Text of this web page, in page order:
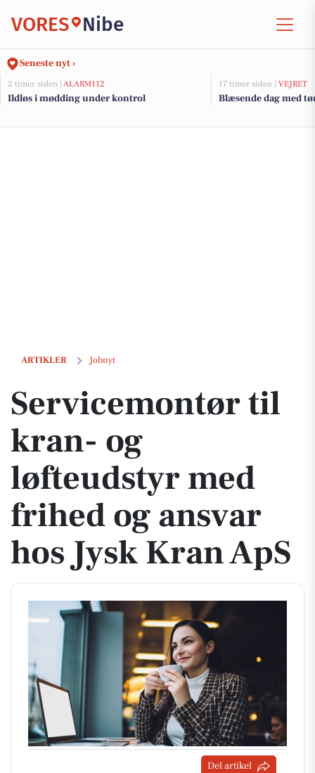
VORES Nibe
Seneste nyt ›
2 timer siden | ALARM112
Ildløs i mødding under kontrol
17 timer siden | VEJRET
Blæsende dag med
ARTIKLER Jobnyt
Servicemontør til kran- og løfteudstyr med frihed og ansvar hos Jysk
Servicemontør til
kran- og
løfteudstyr med
frihed og ansvar
hos Jysk Kran ApS
Del artikel